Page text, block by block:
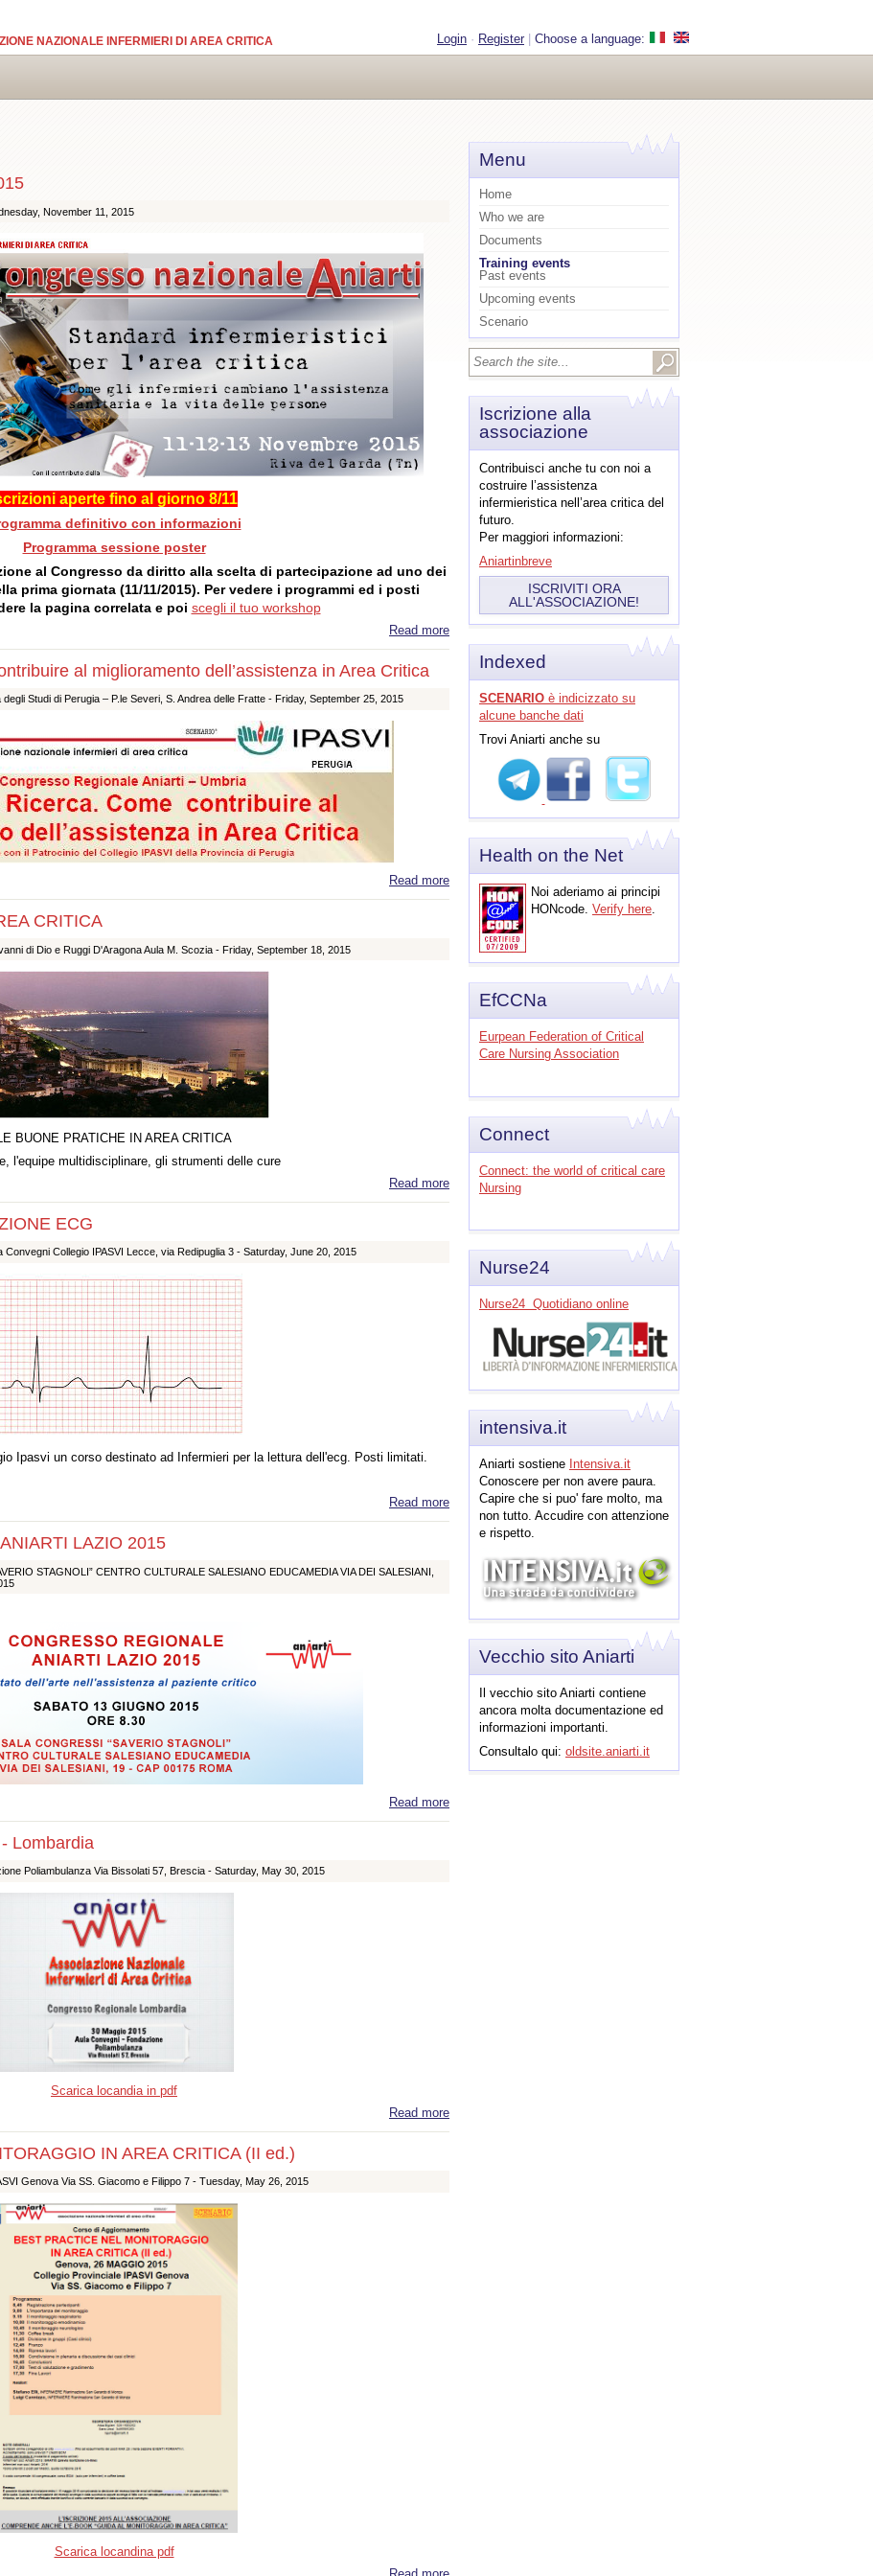
NAZIONALE INFERMIERI DI AREA CRITICA Login · Register Choose a language:
November 11, 2015
aperte fino al giorno 8/11
definitivo con informazioni
Programma sessione poster
al Congresso da diritto alla scelta di partecipazione ad uno dei
prima giornata (11/11/2015). Per vedere i programmi ed i posti
la pagina correlata e poi scegli il tuo workshop
Read more about 34'
Congresso
Nazionale
- 2015
al miglioramento dell’assistenza in Area Critica
Studi di Perugia – P.le Severi, S. Andrea delle Fratte - Friday, September 25, 2015
Read more about
Infermieri e
Ricerca. Come
contribuire al
miglioramento
dell’assistenza
in Area Critica
CRITICA
di Dio e Ruggi D'Aragona Aula M. Scozia - Friday, September 18, 2015
BUONE PRATICHE IN AREA CRITICA
l'equipe multidisciplinare, gli strumenti delle cure
Read more about LE
BUONE
CRITICA
ECG
Convegni Collegio IPASVI Lecce, via Redipuglia 3 - Saturday, June 20, 2015
Ipasvi un corso destinato ad Infermieri per la lettura dell'ecg. Posti limitati.
Read more about LETTURA ED
INTERPRETAZIONE
LAZIO 2015
STAGNOLI” CENTRO CULTURALE SALESIANO EDUCAMEDIA VIA DEI SALESIANI,
Read more
Lombardia
Poliambulanza Via Bissolati 57, Brescia - Saturday, May 30, 2015
Scarica locandia in pdf
Read more
IN AREA CRITICA (II ed.)
Genova Via SS. Giacomo e Filippo 7 - Tuesday, May 26, 2015
Scarica locandina pdf
Read more
Menu
Home
Who we are
Documents
Training events
Past events
Upcoming events
Scenario
Search form
Search
Iscrizione alla
associazione
Contribuisci anche tu con noi a
costruire l’assistenza
infermieristica nell’area critica del
futuro.
Per maggiori informazioni:
Aniartinbreve
ISCRIVITI ORA
ALL'ASSOCIAZIONE!
Indexed
SCENARIO è indicizzato su
alcune banche dati
Trovi Aniarti anche su
Health on the Net
Noi aderiamo ai principi
HONcode. Verify here.
EfCCNa
Eurpean Federation of Critical
Care Nursing Association
Connect
Connect: the world of critical care
Nursing
Nurse24
Nurse24 Quotidiano online
intensiva.it
Aniarti sostiene Intensiva.it
Conoscere per non avere paura.
Capire che si puo' fare molto, ma
non tutto. Accudire con attenzione
e rispetto.
Vecchio sito Aniarti
Il vecchio sito Aniarti contiene
ancora molta documentazione ed
informazioni importanti.
Consultalo qui: oldsite.aniarti.it